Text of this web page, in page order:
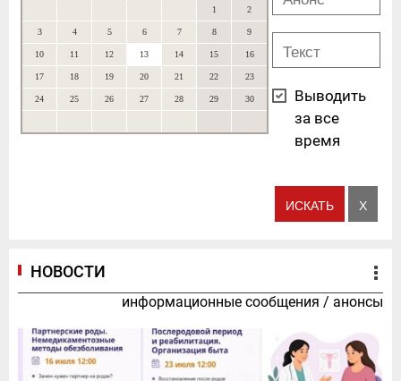
1 2
3 4 5 6 7 8 9
10 11 12 13 14 15 16
17 18 19 20 21 22 23
24 25 26 27 28 29 30
Выводить
за все
время
НОВОСТИ
информационные сообщения / анонсы